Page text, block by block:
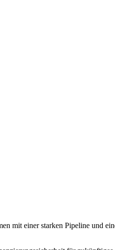
mit einer starken Pipeline und